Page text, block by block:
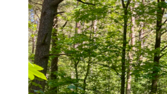
Den åbne plads